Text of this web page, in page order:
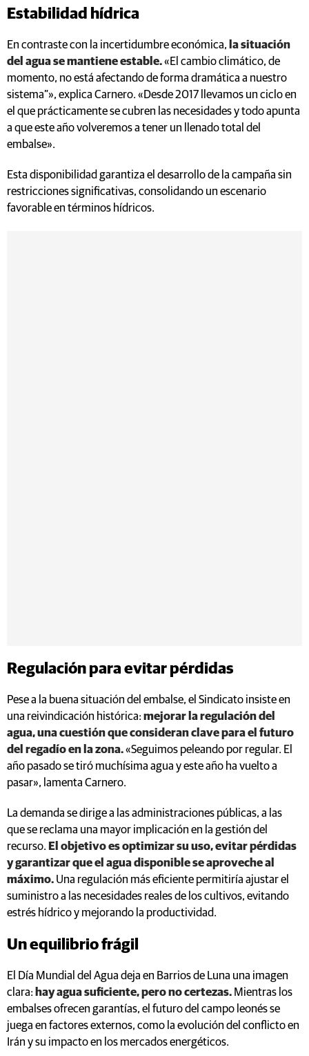
Estabilidad hídrica
En contraste con la incertidumbre económica, la situación
del agua se mantiene estable.«El cambio climático, de
momento, no está afectando de forma dramática a nuestro
sistema”», explica Carnero. «Desde 2017 llevamos un ciclo en
el que prácticamente se cubren las necesidades y todo apunta
a que este año volveremos a tener un llenado total del
embalse».
Esta disponibilidad garantiza el desarrollo de la campaña sin
restricciones significativas, consolidando un escenario
favorable en términos hídricos.
Regulación para evitar pérdidas
Pese a la buena situación del embalse, el Sindicato insiste en
una reivindicación histórica: mejorar la regulación del
agua, una cuestión que consideran clave para el futuro
del regadío en la zona.«Seguimos peleando por regular. El
año pasado se tiró muchísima agua y este año ha vuelto a
pasar», lamenta Carnero.
La demanda se dirige a las administraciones públicas, a las
que se reclama una mayor implicación en la gestión del
recurso. El objetivo es optimizar su uso, evitar pérdidas
y garantizar que el agua disponible se aproveche al
máximo. Una regulación más eficiente permitiría ajustar el
suministro a las necesidades reales de los cultivos, evitando
estrés hídrico y mejorando la productividad.
Un equilibrio frágil
El Día Mundial del Agua deja en Barrios de Luna una imagen
clara: hay agua suficiente, pero no certezas. Mientras los
embalses ofrecen garantías, el futuro del campo leonés se
juega en factores externos, como la evolución del conflicto en
Irán y su impacto en los mercados energéticos.